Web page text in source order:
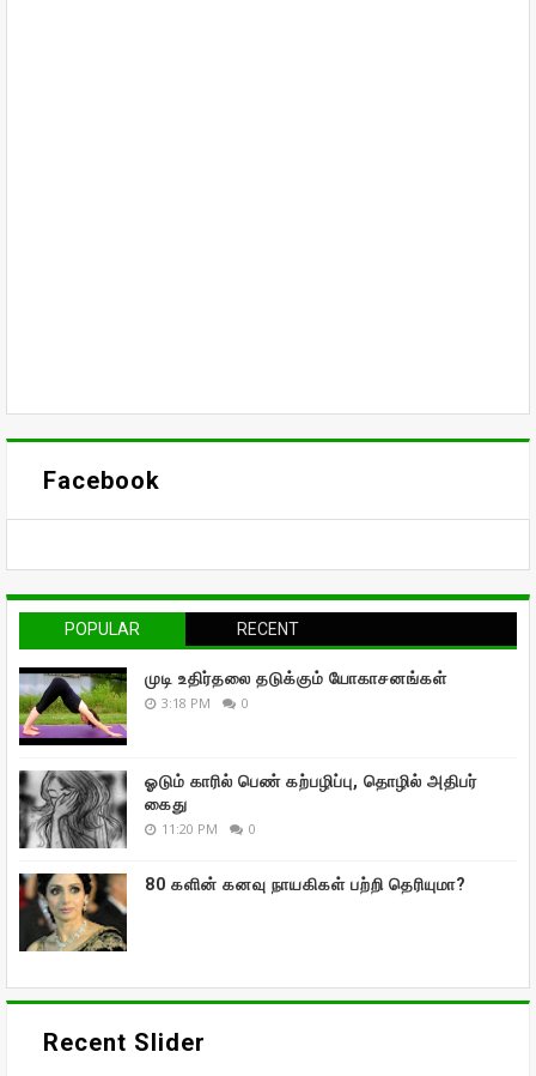
Facebook
POPULAR RECENT
முடி உதிர்தலை தடுக்கும் யோகாசனங்கள்
3:18 PM 0
ஓடும் காரில் பெண் கற்பழிப்பு, தொழில் அதிபர்
கைது
11:20 PM 0
80 களின் கனவு நாயகிகள் பற்றி தெரியுமா?
Recent Slider